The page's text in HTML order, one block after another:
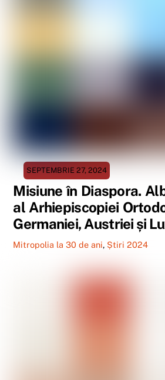
SEPTEMBRIE 27, 2024
Misiune în Diaspora.
al Arhiepiscopiei
Germaniei, Austriei și
Mitropolia la 30 de ani, Știri 2024